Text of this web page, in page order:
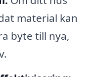
material kan
byte till nya,